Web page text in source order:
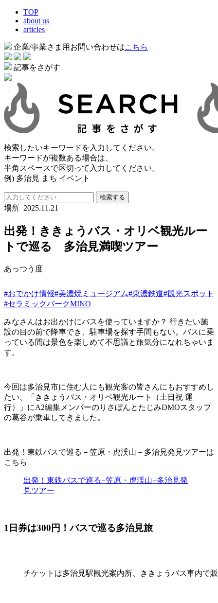
TOP
about us
articles
企業/事業さま用お問い合わせはこちら
記事をさがす
検索したいキーワードを入力してください。
キーワードが複数ある場合は、
半角スペースで区切って入力してください。
例) 多治見 まち イベント
検索する
場所 2025.11.21
出発！ききょうバス・オリベ観光ルー
トで巡る 多治見満喫ツアー
あっつう度
#おでかけ情報#美濃焼ミュージアム#東濃鉄道#観光スポット
#セラミックパークMINO
みなさんはお出かけにバスを使っていますか？ 行きたい施
設の目の前で降車でき、駐車場を探す手間もない。バスに乗
っている間は景色を楽しめて不思議と旅気分になれちゃいま
す。
今回は多治見市に住む人にも観光客の皆さんにもおすすめし
たい、「ききょうバス・オリベ観光ルート（土日祝 運
行）」にA2編集メンバーのりさぼんとたじみDMOスタッフ
の葛谷が乗車してきました。
出発！東鉄バスで巡る－笠原・虎渓山－多治見発見ツアーは
こちら
出発！東鉄バスで巡る−笠原・虎渓山−多治見発
見ツアー
1日券は300円！バスで巡る多治見旅
チケットは多治見駅観光案内所、ききょうバス車内で